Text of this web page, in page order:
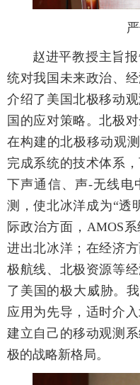
赵进平教授主旨
统对我国未来政治、
介绍了美国北极移动
国的应对策略。北极
在构建的北极移动观
完成系统的技术体系
下声通信、声-无线电
测，使北冰洋成为“透
际政治方面，AMOS
进出北冰洋；在经济
极航线、北极资源等
了美国的极大威胁。
应用为先导，适时介
建立自己的移动观测
极的战略新格局。